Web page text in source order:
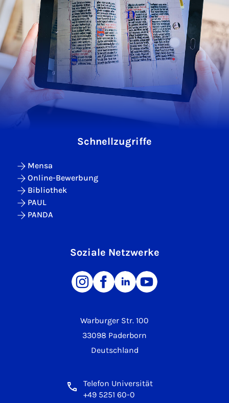
Warburger Str. 100
33098 Paderborn
Deutschland
Telefon Universität
+49 5251 60-0
Schnellzugriffe
Mensa
Online-Bewerbung
Bibliothek
PAUL
PANDA
Soziale Netzwerke